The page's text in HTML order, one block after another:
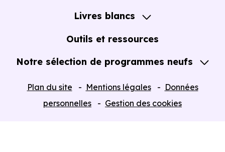
Livres blancs
Guide de l'Achat immobilier neuf en VEFA
Outils et ressources
Notre sélection de programmes neufs
Plan du site Mentions légales
Données
personnelles
Gestion des cookies